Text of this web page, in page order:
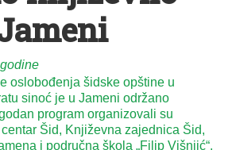
oslobođenja šidske opštine u
sinoć je u Jameni održano
program organizovali su
Šid, Književna zajednica Šid,
i područna škola „Filip Višnjić“.